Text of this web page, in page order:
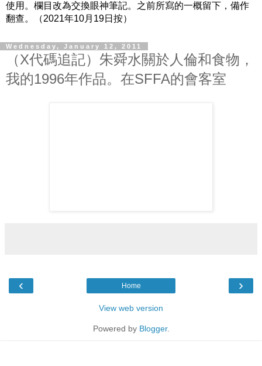
使用。欄目改為交換眼神筆記。之前所寫的一概留下，備作
翻查。（2021年10月19日按）
Wednesday, January 12, 2011
（X代碼追記）朱舜水關於人倫和食物，
我的1996年作品。在SFFA的會客室
‹ ›
Home
View web version
Powered by Blogger.